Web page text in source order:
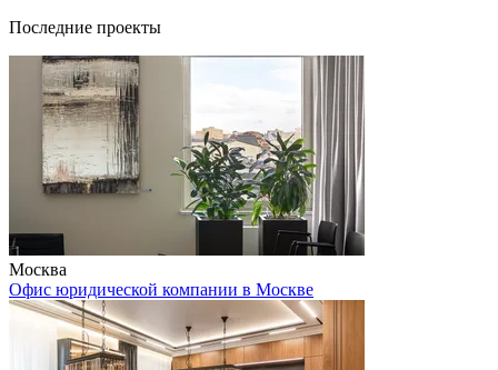
Последние проекты
Москва
Офис юридической компании в Москве